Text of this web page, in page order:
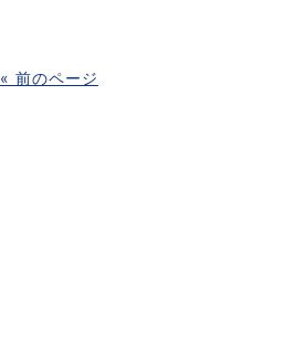
« 前のページ